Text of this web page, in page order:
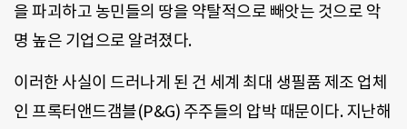
을 파괴하고 농민들의 땅을 약탈적으로 빼앗는 것으로 악
명 높은 기업으로 알려졌다.
이러한 사실이 드러나게 된 건 세계 최대 생필품 제조 업체
인 프록터앤드갬블(P&G) 주주들의 압박 때문이다. 지난해